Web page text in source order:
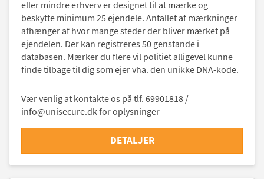
eller mindre erhverv er designet til at mærke og
beskytte minimum 25 ejendele. Antallet af mærkninger
afhænger af hvor mange steder der bliver mærket på
ejendelen. Der kan registreres 50 genstande i
databasen. Mærker du flere vil politiet alligevel kunne
finde tilbage til dig som ejer vha. den unikke DNA-kode.
Vær venlig at kontakte os på tlf. 69901818 /
info@unisecure.dk for oplysninger
DETALJER